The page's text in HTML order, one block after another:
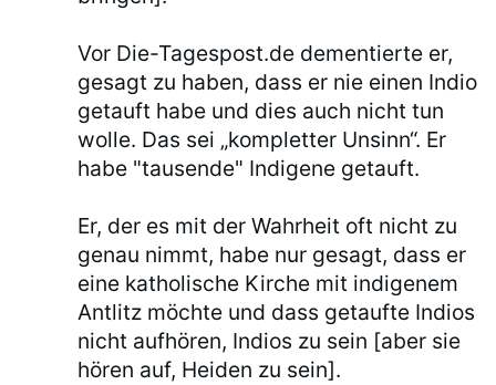
Vor Die-Tagespost.de dementierte er,
gesagt zu haben, dass er nie einen Indio
getauft habe und dies auch nicht tun
wolle. Das sei „kompletter Unsinn“. Er
habe "tausende" Indigene getauft.
Er, der es mit der Wahrheit oft nicht zu
genau nimmt, habe nur gesagt, dass er
eine katholische Kirche mit indigenem
Antlitz möchte und dass getaufte Indios
nicht aufhören, Indios zu sein [aber sie
hören auf, Heiden zu sein].